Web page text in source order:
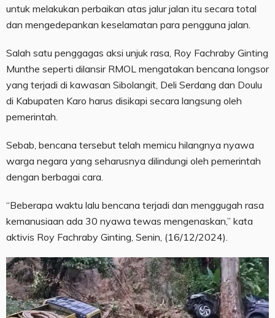
untuk melakukan perbaikan atas jalur jalan itu secara total
dan mengedepankan keselamatan para pengguna jalan.
Salah satu penggagas aksi unjuk rasa, Roy Fachraby Ginting
Munthe seperti dilansir RMOL mengatakan bencana longsor
yang terjadi di kawasan Sibolangit, Deli Serdang dan Doulu
di Kabupaten Karo harus disikapi secara langsung oleh
pemerintah.
Sebab, bencana tersebut telah memicu hilangnya nyawa
warga negara yang seharusnya dilindungi oleh pemerintah
dengan berbagai cara.
“Beberapa waktu lalu bencana terjadi dan menggugah rasa
kemanusiaan ada 30 nyawa tewas mengenaskan,” kata
aktivis Roy Fachraby Ginting, Senin, (16/12/2024).